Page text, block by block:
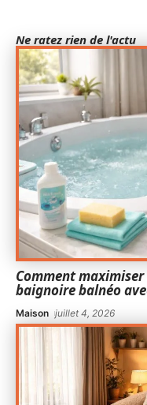
Ne ratez rien de l'actu
Comment
baignoire balnéo
Maison juillet 4, 2026